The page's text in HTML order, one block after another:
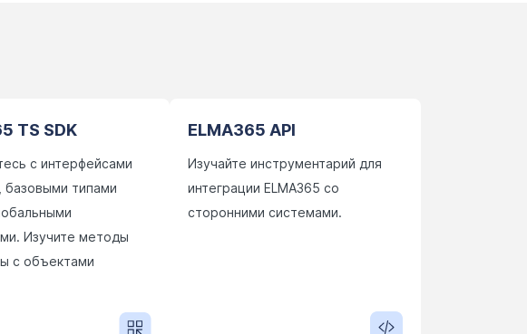
TS SDK
с интерфейсами
базовыми типами
Изучите методы
с объектами
ELMA365 API
Изучайте инструментарий для
интеграции ELMA365 со
сторонними системами.